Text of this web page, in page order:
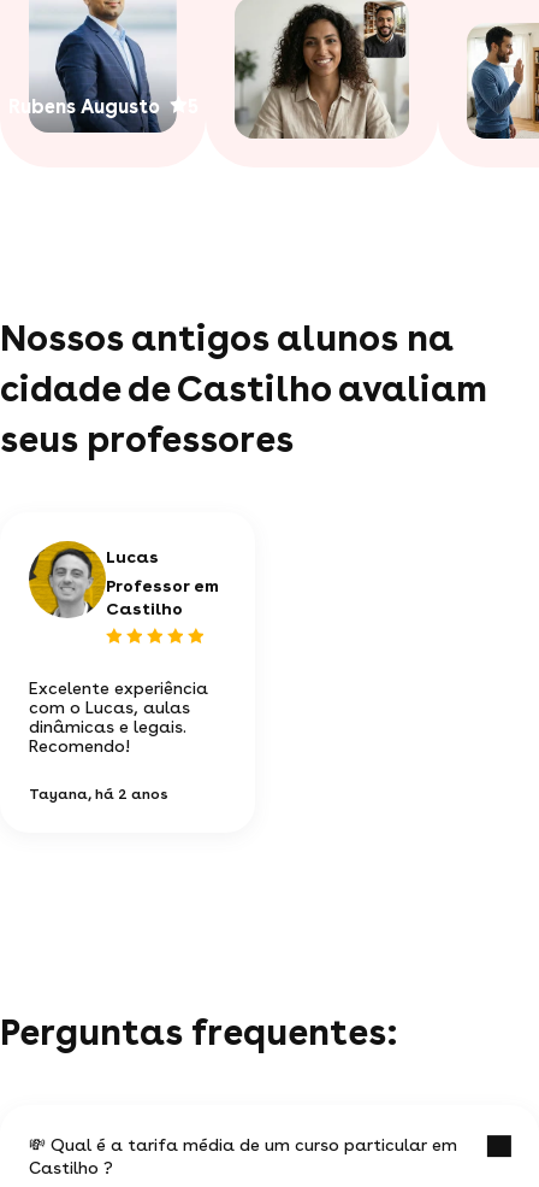
Rubens Augusto
Nossos antigos alunos na
cidade de Castilho avaliam
seus professores
Lucas
Professor em
Castilho
Excelente experiência
com o Lucas, aulas
dinâmicas e legais.
Recomendo!
Tayana, há 2 anos
Perguntas frequentes:
💸 Qual é a tarifa média de um curso particular em
Castilho ?